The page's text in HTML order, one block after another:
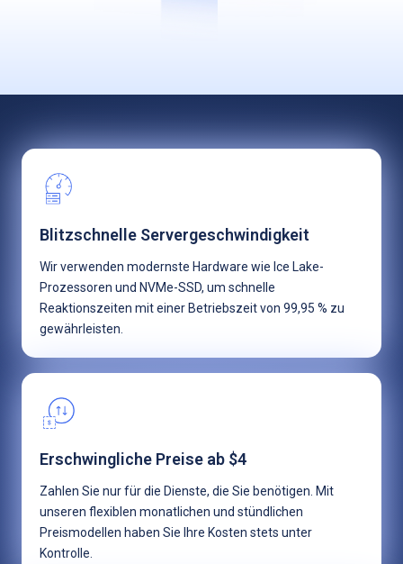
Blitzschnelle Servergeschwindigkeit
Wir verwenden modernste Hardware wie Ice Lake-
Prozessoren und NVMe-SSD, um schnelle
Reaktionszeiten mit einer Betriebszeit von 99,95 % zu
gewährleisten.
Erschwingliche Preise ab $4
Zahlen Sie nur für die Dienste, die Sie benötigen. Mit
unseren flexiblen monatlichen und stündlichen
Preismodellen haben Sie Ihre Kosten stets unter
Kontrolle.